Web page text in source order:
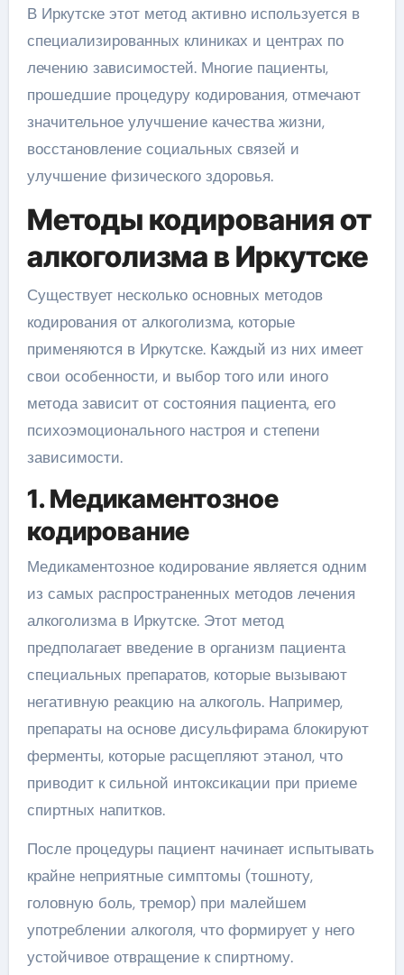
В Иркутске этот метод активно используется в
специализированных клиниках и центрах по
лечению зависимостей. Многие пациенты,
прошедшие процедуру кодирования, отмечают
значительное улучшение качества жизни,
восстановление социальных связей и
улучшение физического здоровья.
Методы кодирования от
алкоголизма в Иркутске
Существует несколько основных методов
кодирования от алкоголизма, которые
применяются в Иркутске. Каждый из них имеет
свои особенности, и выбор того или иного
метода зависит от состояния пациента, его
психоэмоционального настроя и степени
зависимости.
1. Медикаментозное
кодирование
Медикаментозное кодирование является одним
из самых распространенных методов лечения
алкоголизма в Иркутске. Этот метод
предполагает введение в организм пациента
специальных препаратов, которые вызывают
негативную реакцию на алкоголь. Например,
препараты на основе дисульфирама блокируют
ферменты, которые расщепляют этанол, что
приводит к сильной интоксикации при приеме
спиртных напитков.
После процедуры пациент начинает испытывать
крайне неприятные симптомы (тошноту,
головную боль, тремор) при малейшем
употреблении алкоголя, что формирует у него
устойчивое отвращение к спиртному.